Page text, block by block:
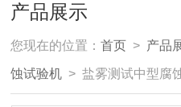
产品展示
您现在的位置：首页 > 产品
蚀试验机 > 盐雾测试中型腐